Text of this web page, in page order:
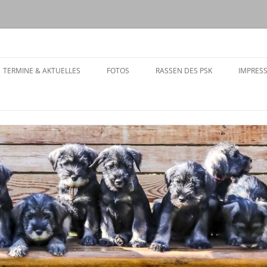
Inhalt
MITGLIEDER
TERMINE & AKTUELLES FOTOS RASSEN DES PSK